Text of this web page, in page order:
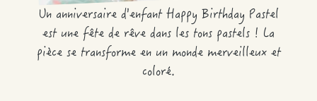
Un anniversaire d'enfant Happy Birthday Pastel
est une fête de rêve dans les tons pastels ! La
pièce se transforme en un monde merveilleux et
coloré.